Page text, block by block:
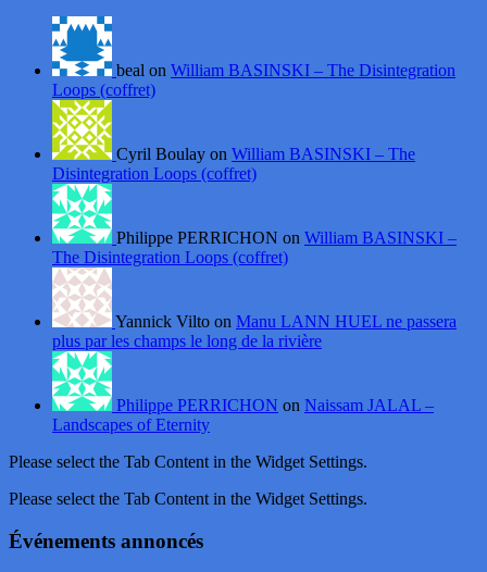
beal on William BASINSKI – The Disintegration
Loops (coffret)
Cyril Boulay on William BASINSKI – The
Disintegration Loops (coffret)
Philippe PERRICHON on William BASINSKI –
The Disintegration Loops (coffret)
Yannick Vilto on Manu LANN HUEL ne passera
plus par les champs le long de la rivière
Philippe PERRICHON on Naissam JALAL –
Landscapes of Eternity
Please select the Tab Content in the Widget Settings.
Please select the Tab Content in the Widget Settings.
Événements annoncés